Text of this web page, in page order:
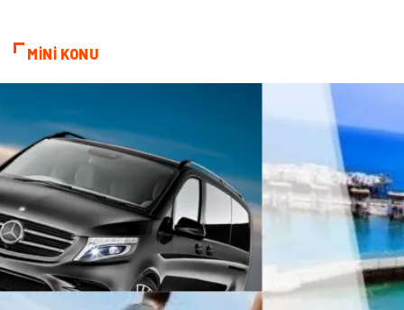
MİNİ KONU